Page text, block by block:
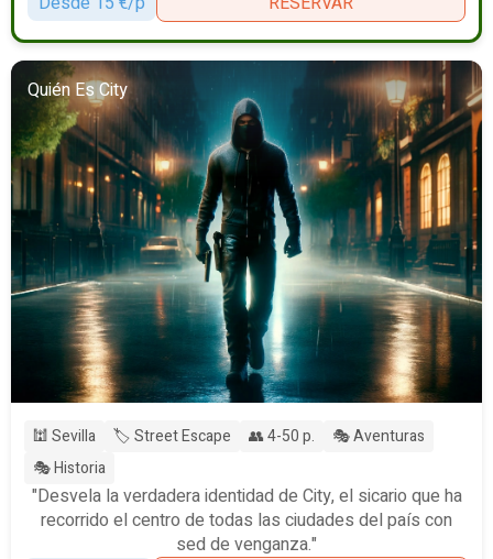
Quién Es City
🕍 Sevilla 🏷️ Street Escape 👥 4-50 p.
🎭 Aventuras
🎭 Historia
"Desvela la verdadera identidad de City, el sicario que ha
recorrido el centro de todas las ciudades del país con
sed de venganza."